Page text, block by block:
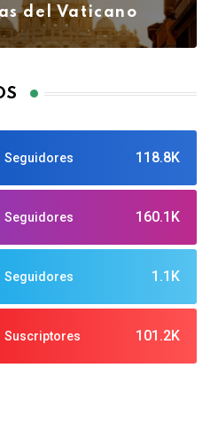
del Vaticano
118.8K
Seguidores
160.1K
Seguidores
1.1K
Seguidores
101.2K
Suscriptores